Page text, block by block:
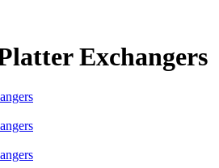
Exchangers